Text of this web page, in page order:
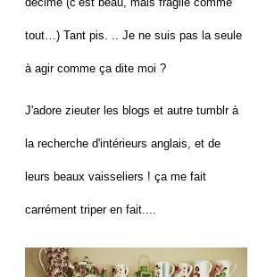
tout…) Tant pis. .. Je ne suis pas la seule
à agir comme ça dite moi ?
J'adore zieuter les blogs et autre tumblr à
la recherche d'intérieurs anglais, et de
leurs beaux vaisseliers ! ça me fait
carrément triper en fait....